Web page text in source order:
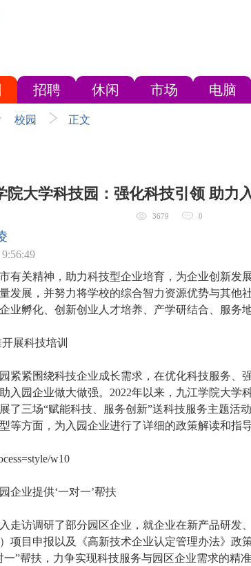
招聘 休闲 市场 电脑
校园 正文
院大学科技园：强化科技引领 助力
3679 0
9:56:49
有关精神，助力科技型企业培育，为企业创新发
发展，并努力将学校的综合智力资源优势与其他
业孵化、创新创业人才培养、产学研结合、服务
展科技培训
紧紧围绕科技企业成长需求，在优化科技服务、
入园企业做大做强。2022年以来，九江学院大学
了三场“赋能科技、服务创新”送科技服务主题活
等方面，为入园企业进行了详细的政策解读和指导
w10
企业提供‘一对一’帮扶
走访调研了部分园区企业，就企业在新产品研发
项目申报以及《高新技术企业认定管理办法》政
一”帮扶，力争实现科技服务与园区企业需求的精